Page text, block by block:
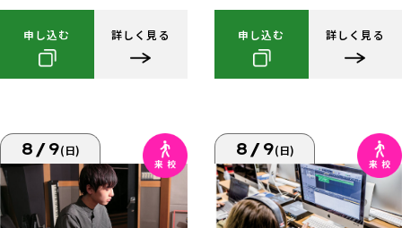
申し込む 詳しく見る 申し込む 詳しく見る
8/9(日) 8/9(日)